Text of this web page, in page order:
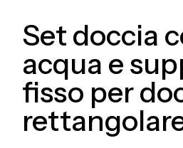
Set doccia
acqua e
fisso per